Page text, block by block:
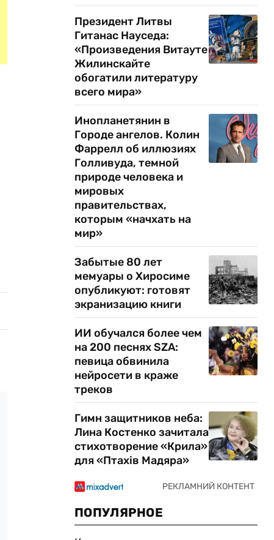
Президент Литвы
Гитанас Науседа:
«Произведения Витауте
Жилинскайте
обогатили литературу
всего мира»
Инопланетянин в
Городе ангелов. Колин
Фаррелл об иллюзиях
Голливуда, темной
природе человека и
мировых
правительствах,
которым «начхать на
мир»
Забытые 80 лет
мемуары о Хиросиме
опубликуют: готовят
экранизацию книги
ИИ обучался более чем
на 200 песнях SZA:
певица обвинила
нейросети в краже
треков
Гимн защитников неба:
Лина Костенко зачитала
стихотворение «Крила»
для «Птахів Мадяра»
ПОПУЛЯРНОЕ